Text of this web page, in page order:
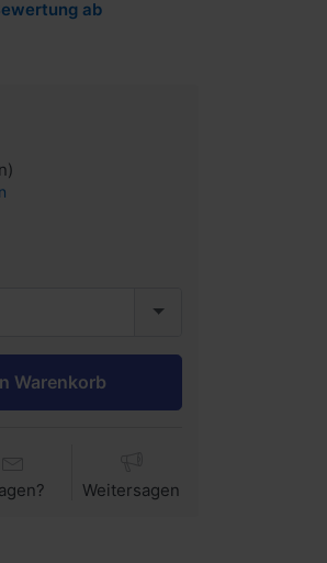
ab
Warenkorb
Weitersagen